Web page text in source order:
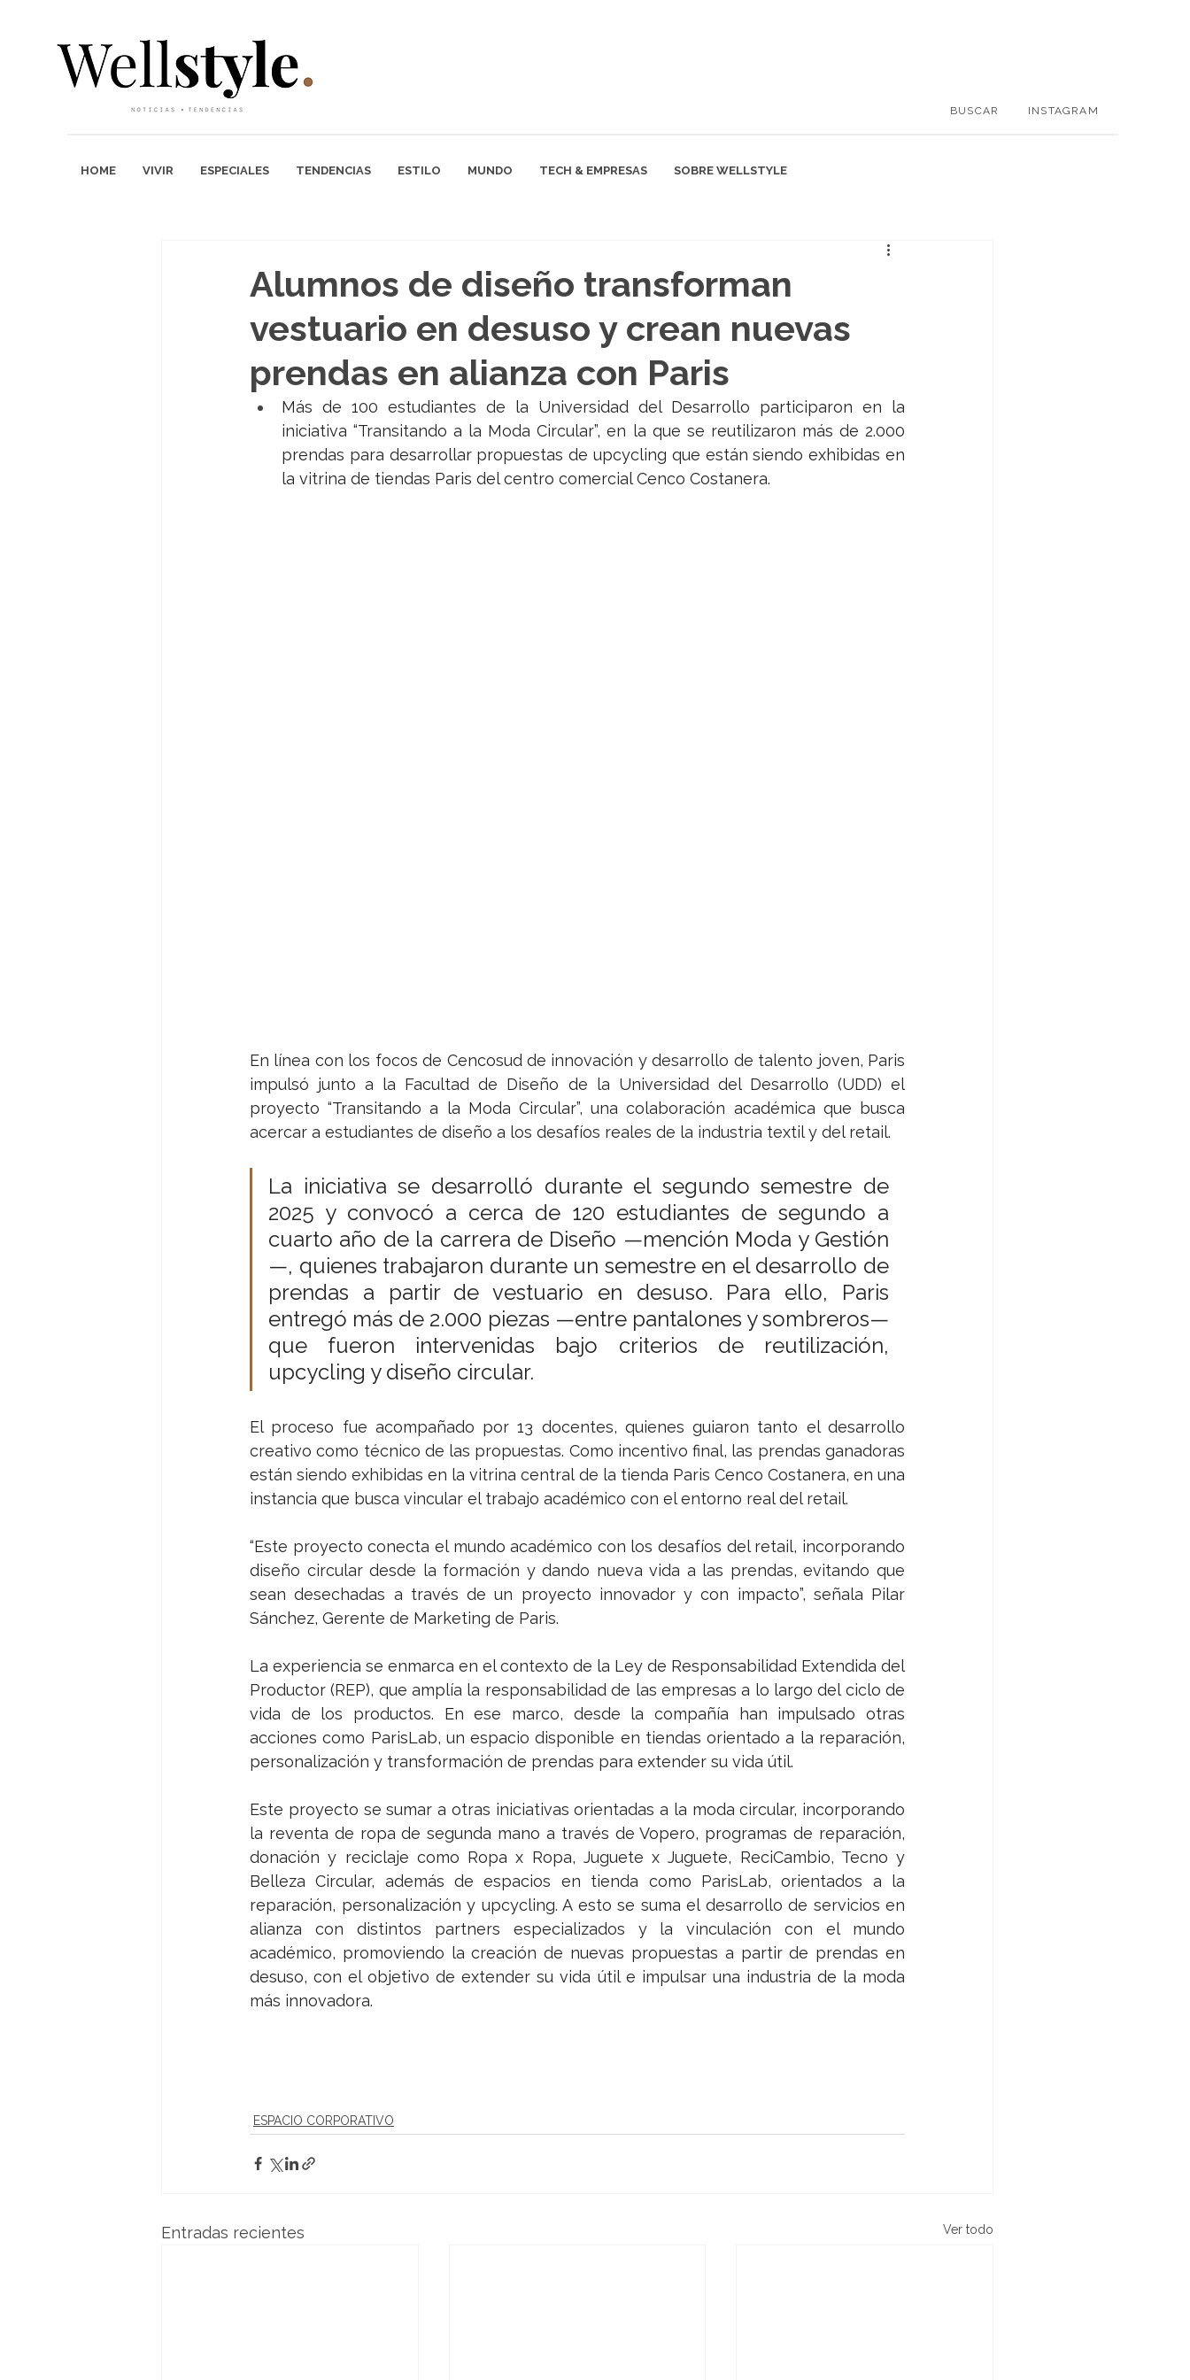
BUSCAR INSTAGRAM
HOME VIVIR ESPECIALES TENDENCIAS ESTILO MUNDO TECH & EMPRESAS SOBRE WELLSTYLE
Alumnos de diseño transforman
vestuario en desuso y crean nuevas
prendas en alianza con Paris
Más de 100 estudiantes de la Universidad del Desarrollo participaron en la
iniciativa “Transitando a la Moda Circular”, en la que se reutilizaron más de 2.000
prendas para desarrollar propuestas de upcycling que están siendo exhibidas en
la vitrina de tiendas Paris del centro comercial Cenco Costanera.
En línea con los focos de Cencosud de innovación y desarrollo de talento joven, Paris
impulsó junto a la Facultad de Diseño de la Universidad del Desarrollo (UDD) el
proyecto “Transitando a la Moda Circular”, una colaboración académica que busca
acercar a estudiantes de diseño a los desafíos reales de la industria textil y del retail.
La iniciativa se desarrolló durante el segundo semestre de
2025 y convocó a cerca de 120 estudiantes de segundo a
cuarto año de la carrera de Diseño —mención Moda y Gestión
—, quienes trabajaron durante un semestre en el desarrollo de
prendas a partir de vestuario en desuso. Para ello, Paris
entregó más de 2.000 piezas —entre pantalones y sombreros—
que fueron intervenidas bajo criterios de reutilización,
upcycling y diseño circular.
El proceso fue acompañado por 13 docentes, quienes guiaron tanto el desarrollo
creativo como técnico de las propuestas. Como incentivo final, las prendas ganadoras
están siendo exhibidas en la vitrina central de la tienda Paris Cenco Costanera, en una
instancia que busca vincular el trabajo académico con el entorno real del retail.
“Este proyecto conecta el mundo académico con los desafíos del retail, incorporando
diseño circular desde la formación y dando nueva vida a las prendas, evitando que
sean desechadas a través de un proyecto innovador y con impacto”, señala Pilar
Sánchez, Gerente de Marketing de Paris.
La experiencia se enmarca en el contexto de la Ley de Responsabilidad Extendida del
Productor (REP), que amplía la responsabilidad de las empresas a lo largo del ciclo de
vida de los productos. En ese marco, desde la compañía han impulsado otras
acciones como ParisLab, un espacio disponible en tiendas orientado a la reparación,
personalización y transformación de prendas para extender su vida útil.
Este proyecto se sumar a otras iniciativas orientadas a la moda circular, incorporando
la reventa de ropa de segunda mano a través de Vopero, programas de reparación,
donación y reciclaje como Ropa x Ropa, Juguete x Juguete, ReciCambio, Tecno y
Belleza Circular, además de espacios en tienda como ParisLab, orientados a la
reparación, personalización y upcycling. A esto se suma el desarrollo de servicios en
alianza con distintos partners especializados y la vinculación con el mundo
académico, promoviendo la creación de nuevas propuestas a partir de prendas en
desuso, con el objetivo de extender su vida útil e impulsar una industria de la moda
más innovadora.
ESPACIO CORPORATIVO
Entradas recientes Ver todo